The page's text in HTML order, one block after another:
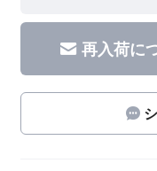
再入荷に